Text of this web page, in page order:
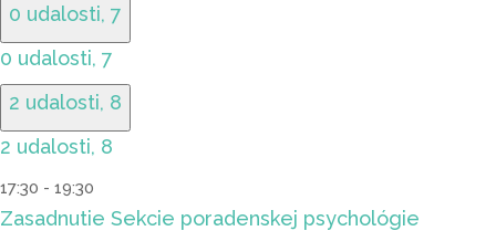
0 udalosti, 7
0 udalosti, 7
2 udalosti, 8
2 udalosti, 8
17:30 - 19:30
Zasadnutie Sekcie poradenskej psychológie